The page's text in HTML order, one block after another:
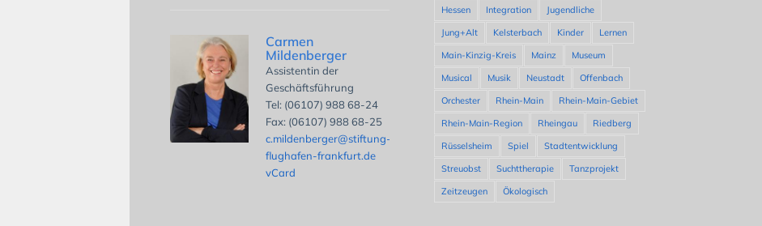
Carmen
Mildenberger
Assistentin der
Geschäftsführung
Tel: (06107) 988 68-24
Fax: (06107) 988 68-25
c.mildenberger@stiftung-
flughafen-frankfurt.de
vCard
Hessen
Integration
Jugendliche
Jung+Alt
Kelsterbach Kinder
Lernen
Main-Kinzig-Kreis
Mainz
Museum
Musical
Musik Neustadt
Offenbach
Orchester
Rhein-Main
Rhein-Main-Gebiet
Rhein-Main-Region
Rheingau
Riedberg
Rüsselsheim
Spiel
Stadtentwicklung
Streuobst
Suchttherapie
Tanzprojekt
Zeitzeugen
Ökologisch